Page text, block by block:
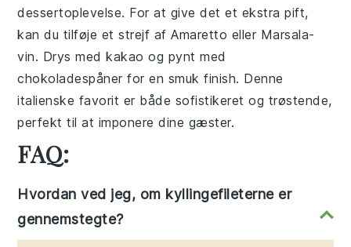
dessertoplevelse. For at give det et ekstra pift,
kan du tilføje et strejf af Amaretto eller Marsala-
vin. Drys med kakao og pynt med
chokoladespåner for en smuk finish. Denne
italienske favorit er både sofistikeret og trøstende,
perfekt til at imponere dine gæster.
FAQ:
Hvordan ved jeg, om kyllingefileterne er
gennemstegte?